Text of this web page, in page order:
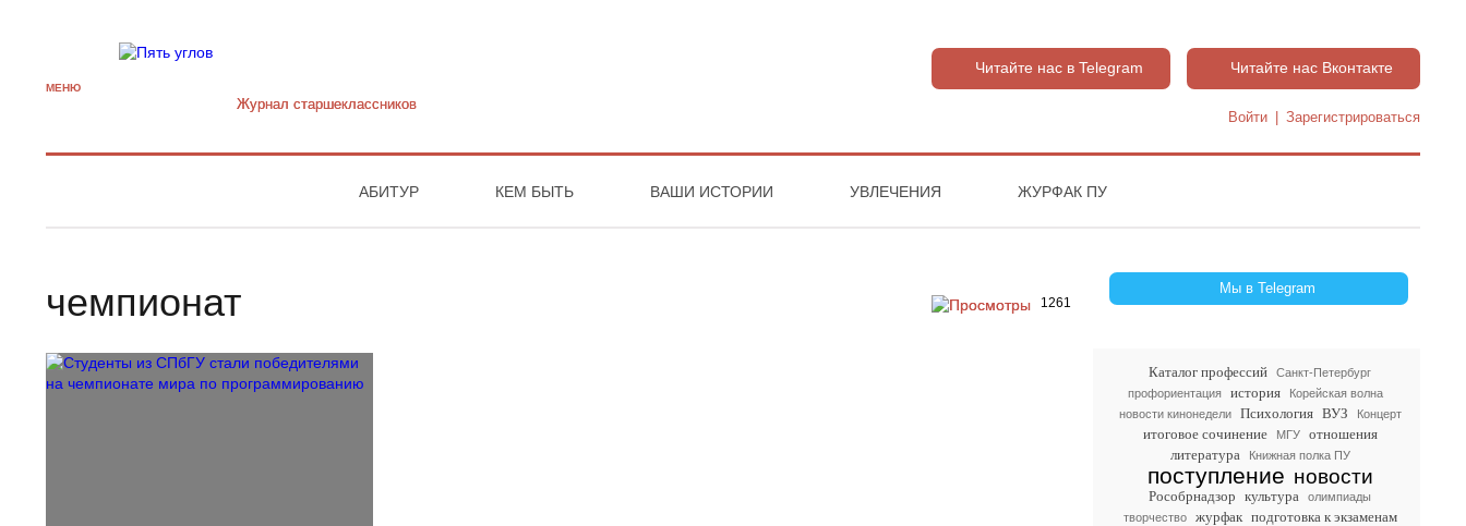
МЕНЮ
Журнал старшекласcников
Читайте нас в Telegram Читайте нас Вконтакте
Войти Зарегистрироваться
АБИТУР КЕМ БЫТЬ ВАШИ ИСТОРИИ УВЛЕЧЕНИЯ ЖУРФАК ПУ
Мы в Telegram
Каталог профессий
Санкт-Петербург
профориентация
история
Корейская волна
новости кинонедели
Психология ВУЗ Концерт
итоговое сочинение МГУ
отношения
литература
Книжная полка ПУ
поступление новости
Рособрнадзор культура
олимпиады
творчество
журфак подготовка к экзаменам
1261
чемпионат